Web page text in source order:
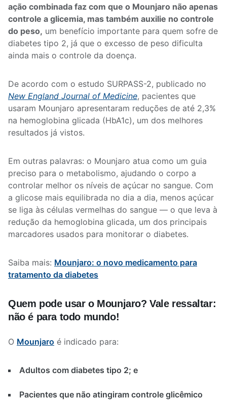
ação combinada faz com que o Mounjaro não apenas
controle a glicemia, mas também auxilie no controle
do peso, um benefício importante para quem sofre de
diabetes tipo 2, já que o excesso de peso dificulta
ainda mais o controle da doença.
De acordo com o estudo SURPASS-2, publicado no
New England Journal of Medicine, pacientes que
usaram Mounjaro apresentaram reduções de até 2,3%
na hemoglobina glicada (HbA1c), um dos melhores
resultados já vistos.
Em outras palavras: o Mounjaro atua como um guia
preciso para o metabolismo, ajudando o corpo a
controlar melhor os níveis de açúcar no sangue. Com
a glicose mais equilibrada no dia a dia, menos açúcar
se liga às células vermelhas do sangue — o que leva à
redução da hemoglobina glicada, um dos principais
marcadores usados para monitorar o diabetes.
Saiba mais: Mounjaro: o novo medicamento para
tratamento da diabetes
Quem pode usar o Mounjaro? Vale ressaltar:
não é para todo mundo!
O Mounjaro é indicado para:
Adultos com diabetes tipo 2; e
Pacientes que não atingiram controle glicêmico